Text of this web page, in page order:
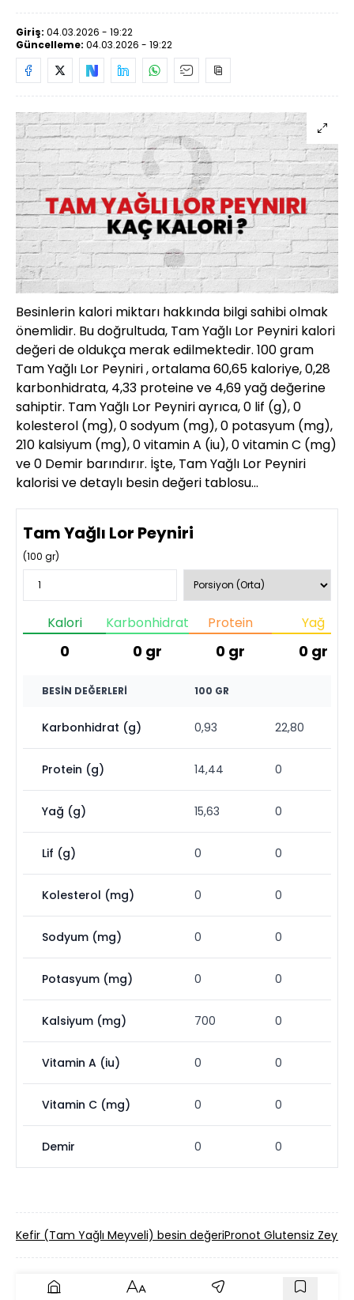
Giriş: 04.03.2026 - 19:22
Güncelleme: 04.03.2026 - 19:22
Besinlerin kalori miktarı hakkında bilgi sahibi olmak
önemlidir. Bu doğrultuda, Tam Yağlı Lor Peyniri kalori
değeri de oldukça merak edilmektedir. 100 gram
Tam Yağlı Lor Peyniri , ortalama 60,65 kaloriye, 0,28
karbonhidrata, 4,33 proteine ve 4,69 yağ değerine
sahiptir. Tam Yağlı Lor Peyniri ayrıca, 0 lif (g), 0
kolesterol (mg), 0 sodyum (mg), 0 potasyum (mg),
210 kalsiyum (mg), 0 vitamin A (iu), 0 vitamin C (mg)
ve 0 Demir barındırır. İşte, Tam Yağlı Lor Peyniri
kalorisi ve detaylı besin değeri tablosu…
Tam Yağlı Lor Peyniri
(100 gr)
Kalori
0
Karbonhidrat
0 gr
Protein
0 gr
Yağ
0 gr
BESIN DEĞERLERI 100 GR
Karbonhidrat (g) 0,93 22,80
Protein (g) 14,44 0
Yağ (g) 15,63 0
Lif (g) 0 0
Kolesterol (mg) 0 0
Sodyum (mg) 0 0
Potasyum (mg) 0 0
Kalsiyum (mg) 700 0
Vitamin A (iu) 0 0
Vitamin C (mg) 0 0
Demir 0 0
Kefir (Tam Yağlı Meyveli) besin değeriPronot Glutensiz